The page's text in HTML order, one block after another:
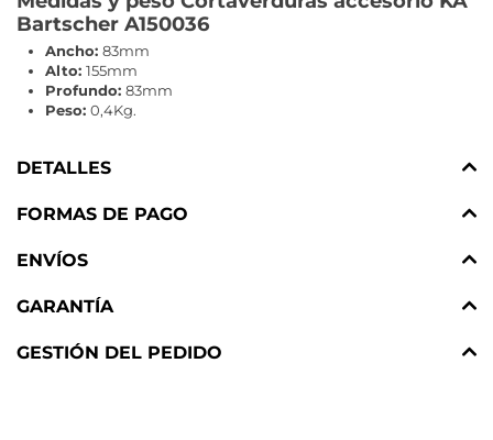
Bartscher A150036
Ancho: 83mm
Alto: 155mm
Profundo: 83mm
Peso: 0,4Kg.
DETALLES
FORMAS DE PAGO
ENVÍOS
GARANTÍA
GESTIÓN DEL PEDIDO